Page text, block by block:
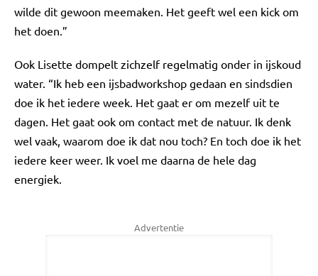
wilde dit gewoon meemaken. Het geeft wel een kick om
het doen.”
Ook Lisette dompelt zichzelf regelmatig onder in ijskoud
water. “Ik heb een ijsbadworkshop gedaan en sindsdien
doe ik het iedere week. Het gaat er om mezelf uit te
dagen. Het gaat ook om contact met de natuur. Ik denk
wel vaak, waarom doe ik dat nou toch? En toch doe ik het
iedere keer weer. Ik voel me daarna de hele dag
energiek.
Advertentie